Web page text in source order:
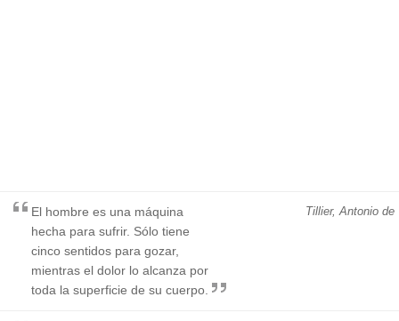
Tillier, Antonio de
El hombre es una máquina
hecha para sufrir. Sólo tiene
cinco sentidos para gozar,
mientras el dolor lo alcanza por
toda la superficie de su cuerpo.